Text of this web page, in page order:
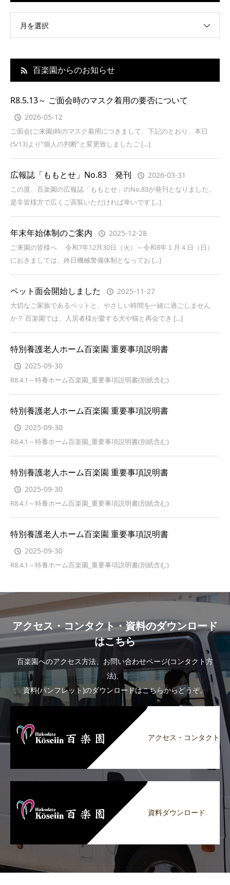
月を選択
百楽園からのお知らせ
R8.5.13～ ご面会時のマスク着用の要否について
2026-05-12
ご面会(ご来園)時のマスク着用につきまして、下記のとおり、本日
(5/13)より”個人の判断”と変更致しましたご […]
広報誌「ももとせ」No.83 発刊 2026-03-31
この度、百楽園の広報誌「ももとせ」のNo.83が発刊となりました。
是非皆様方で広くご高覧いただければ幸いです […]
年末年始体制のご案内 2025-12-28
ご来園の皆様へ 令和7年12月30日（火）～令和8年１月４日（日）
におきましては、終日機械警備体制となってお […]
ペット面会開始しました 2025-11-27
大切なご家族であるペットと、やさしい時間を一緒に過ごしません
か？ 百楽園では、入居者様が愛する犬や猫と再会でき […]
特別養護老人ホーム百楽園 重要事項説明書
2025-09-30
R8.4.1～特養ホーム百楽園_重要事項説明書(別紙含む)
特別養護老人ホーム百楽園 重要事項説明書
2025-09-30
R8.4.1～特養ホーム百楽園_重要事項説明書(別紙含む)
特別養護老人ホーム百楽園 重要事項説明書
2025-09-30
R8.4.1～特養ホーム百楽園_重要事項説明書(別紙含む)
特別養護老人ホーム百楽園 重要事項説明書
2025-09-30
R8.4.1～特養ホーム百楽園_重要事項説明書(別紙含む)
アクセス・コンタクト・資料のダウンロード
はこちら
百楽園へのアクセス方法、お問い合わせページ(コンタクト方
法)、
資料(パンフレット)のダウンロードはこちらからどうぞ。
アクセス・コンタクト
資料ダウンロード